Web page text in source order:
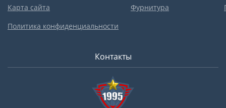
Карта сайта
Политика конфиденциальности
Фурнитура
Контакты